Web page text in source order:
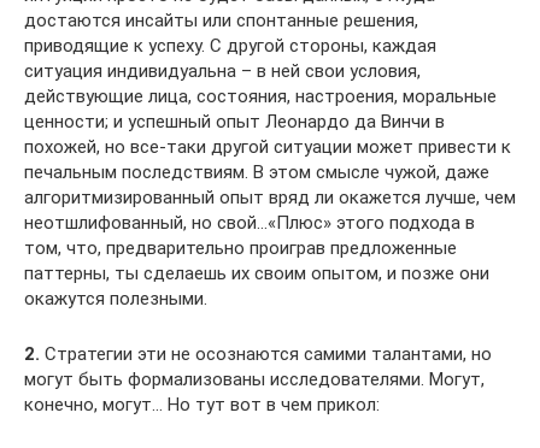
достаются инсайты или спонтанные решения,
приводящие к успеху. С другой стороны, каждая
ситуация индивидуальна – в ней свои условия,
действующие лица, состояния, настроения, моральные
ценности; и успешный опыт Леонардо да Винчи в
похожей, но все-таки другой ситуации может привести к
печальным последствиям. В этом смысле чужой, даже
алгоритмизированный опыт вряд ли окажется лучше, чем
неотшлифованный, но свой…«Плюс» этого подхода в
том, что, предварительно проиграв предложенные
паттерны, ты сделаешь их своим опытом, и позже они
окажутся полезными.
2. Стратегии эти не осознаются самими талантами, но
могут быть формализованы исследователями. Могут,
конечно, могут… Но тут вот в чем прикол: